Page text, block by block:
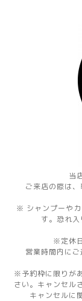
当
ご来店の際は
※ シャンプーやカ
す。恐れ
※定休
営業時間内に
※予約枠に限りが
さい。キャンセル
キャンセルに